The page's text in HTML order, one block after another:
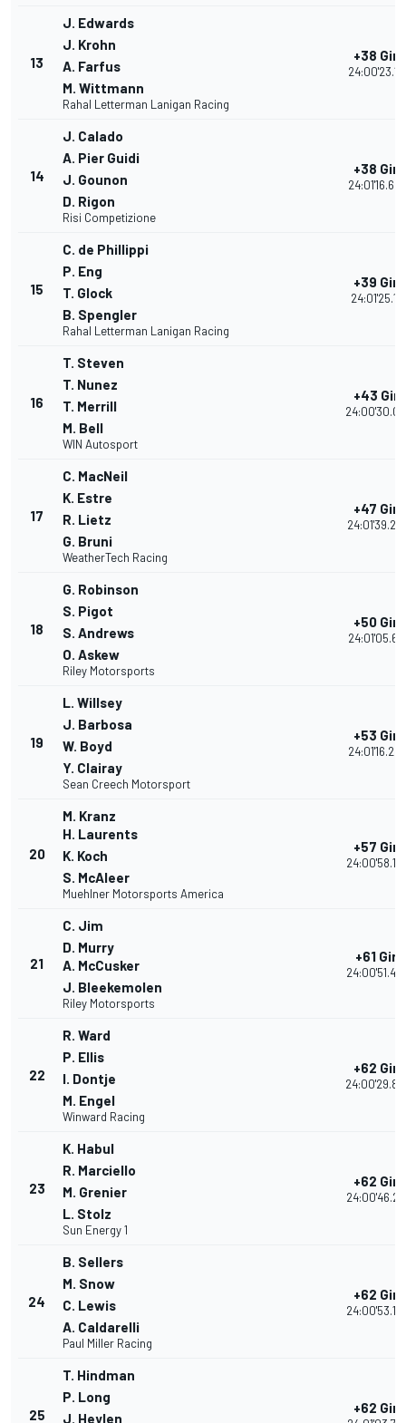
13
J. Edwards
J. Krohn
A. Farfus
M. Wittmann
Rahal Letterman Lanigan Racing
+38 Giri
24:00'23.171
14
J. Calado
A. Pier Guidi
J. Gounon
D. Rigon
Risi Competizione
+38 Giri
15
C. de Phillippi
P. Eng
T. Glock
B. Spengler
Rahal Letterman Lanigan Racing
+39 Giri
24:01'25.111
16
T. Steven
T. Nunez
T. Merrill
M. Bell
WIN Autosport
+43 Giri
17
C. MacNeil
K. Estre
R. Lietz
G. Bruni
WeatherTech Racing
+47 Giri
18
G. Robinson
S. Pigot
S. Andrews
O. Askew
Riley Motorsports
+50 Giri
19
L. Willsey
J. Barbosa
W. Boyd
Y. Clairay
Sean Creech Motorsport
+53 Giri
24:01'16.246
20
M. Kranz
H. Laurents
K. Koch
S. McAleer
Muehlner Motorsports America
+57 Giri
21
C. Jim
D. Murry
A. McCusker
J. Bleekemolen
Riley Motorsports
+61 Giri
22
R. Ward
P. Ellis
I. Dontje
M. Engel
Winward Racing
+62 Giri
23
K. Habul
R. Marciello
M. Grenier
L. Stolz
Sun Energy 1
+62 Giri
24
B. Sellers
M. Snow
C. Lewis
A. Caldarelli
Paul Miller Racing
+62 Giri
25
T. Hindman
P. Long
J. Heylen
+62 Giri